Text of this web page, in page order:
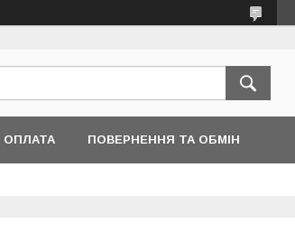
ОПЛАТА ПОВЕРНЕННЯ ТА ОБМІН